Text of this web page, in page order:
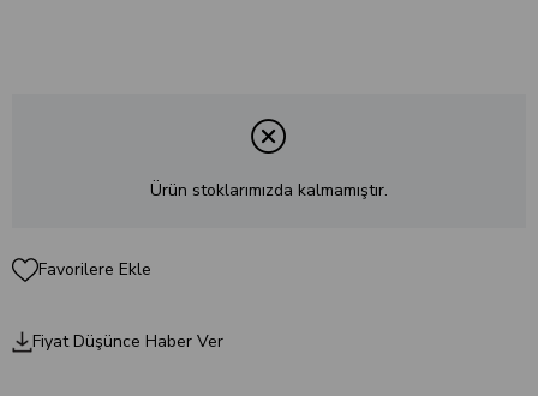
Ürün stoklarımızda kalmamıştır.
Favorilere Ekle
Fiyat Düşünce Haber Ver